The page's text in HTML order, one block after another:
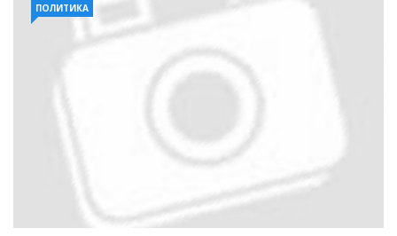
ПОЛИТИКА